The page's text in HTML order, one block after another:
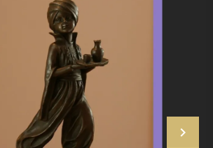
keyboard_arrow_right